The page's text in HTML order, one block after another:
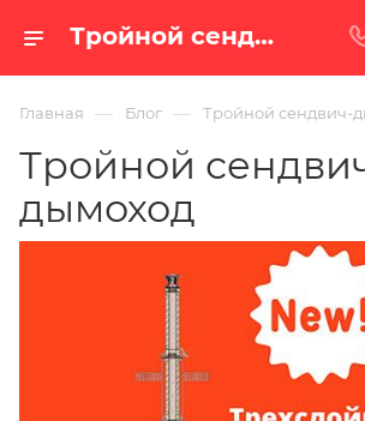
Тройной сендвич-дымоход — блог интернет-магазина «100 печей.ру»
Главная — Блог — Тройной сендвич-
Тройной
дымоход